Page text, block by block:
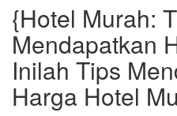
{Hotel Murah:
Mendapatkan
Inilah Tips
Harga Hotel